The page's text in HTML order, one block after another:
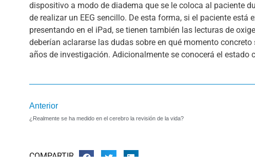
dispositivo a modo de diadema que se le coloca al paciente
de realizar un EEG sencillo. De esta forma, si el paciente
presentando en el iPad, se tienen también las lecturas de
deberían aclararse las dudas sobre en qué momento
años de investigación. Adicionalmente se conocerá el
Ant
Anterior
¿Realmente se ha medido en el cerebro la revisión de la vida?
COMPARTIR